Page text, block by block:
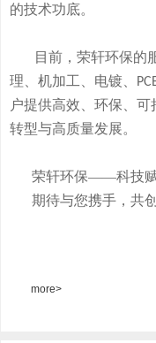
的技术功底。
目前，荣轩环保的
理、机加工、电镀、
户提供高效、环保、
转型与高质量发展。
荣轩环保——科技赋
期待与您携手，共
more>